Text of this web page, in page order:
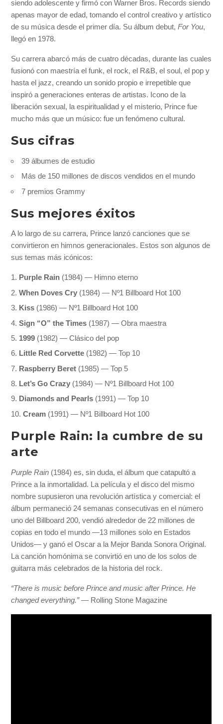
siendo adolescente y firmó con Warner Bros. Records siendo
apenas mayor de edad, tomando el control creativo y artístico
de su música desde el primer día. Su álbum debut,For You,
llegó en 1978.
Su carrera abarcó más de cuatro décadas, durante las cuales
fusionó con maestría el funk, el rock, el R&B, el soul, el pop y
hasta el jazz, creando un sonido propio e irrepetible que
inspiró a generaciones enteras de artistas. Icono de la
liberación sexual, la espiritualidad y el misterio, Prince fue
mucho más que un músico: fue un fenómeno cultural.
Sus cifras
39 álbumes de estudio
Más de 150 millones de discos vendidos en el mundo
7 premios Grammy
Sus mejores éxitos
A lo largo de su carrera, Prince lanzó canciones que se
convirtieron en himnos generacionales. Estos son algunos de
sus temas más icónicos:
Purple Rain (1984) — Himno eterno
When Doves Cry (1984) — Nº1 Billboard Hot 100
Kiss (1986) — Nº1 Billboard Hot 100
Sign “O” the Times (1987) — Obra maestra
1999 (1982) — Clásico del pop
Little Red Corvette (1982) — Top 10
Raspberry Beret (1985) — Top 5
Let’s Go Crazy (1984) — Nº1 Billboard Hot 100
Diamonds and Pearls (1991) — Top 10
Cream (1991) — Nº1 Billboard Hot 100
Purple Rain: la cumbre de su
arte
Purple Rain (1984) es, sin duda, el álbum que catapultó a
Prince a la inmortalidad. La película y el disco del mismo
nombre supusieron una revolución artística y comercial: el
álbum permaneció 24 semanas consecutivas en el número
uno del Billboard 200, vendió alrededor de 22 millones de
copias en todo el mundo —13 millones solo en Estados
Unidos— y ganó el Oscar a la Mejor Banda Sonora Original.
La canción homónima se convirtió en uno de los solos de
guitarra más celebrados de la historia del rock.
“There is music before Prince and music after Prince. He
changed everything.”— Rolling Stone Magazine